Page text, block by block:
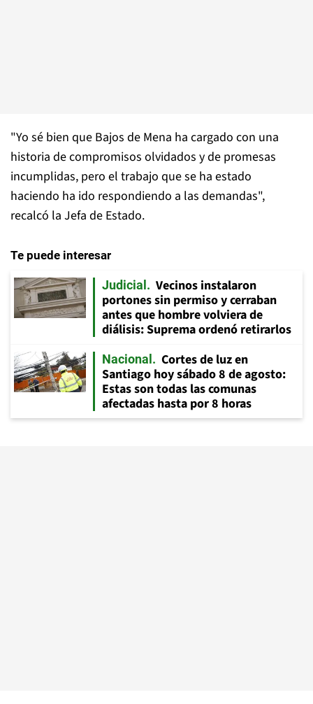
"Yo sé bien que Bajos de Mena ha cargado con una
historia de compromisos olvidados y de promesas
incumplidas, pero el trabajo que se ha estado
haciendo ha ido respondiendo a las demandas",
recalcó la Jefa de Estado.
Te puede interesar
Judicial
Vecinos instalaron
portones sin permiso y cerraban
antes que hombre volviera de
diálisis: Suprema ordenó retirarlos
Nacional
Cortes de luz en
Santiago hoy sábado 8 de agosto:
Estas son todas las comunas
afectadas hasta por 8 horas